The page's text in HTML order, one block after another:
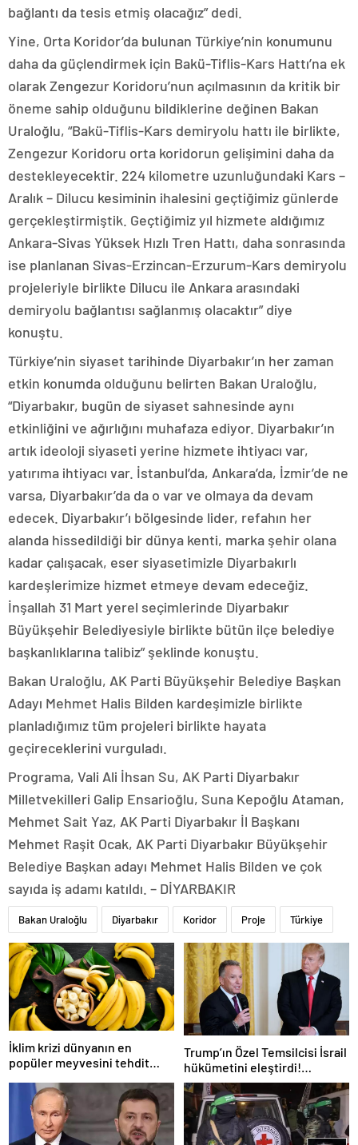
bağlantı da tesis etmiş olacağız” dedi.
Yine, Orta Koridor’da bulunan Türkiye’nin konumunu
daha da güçlendirmek için Bakü-Tiflis-Kars Hattı’na ek
olarak Zengezur Koridoru’nun açılmasının da kritik bir
öneme sahip olduğunu bildiklerine değinen Bakan
Uraloğlu, “Bakü-Tiflis-Kars demiryolu hattı ile birlikte,
Zengezur Koridoru orta koridorun gelişimini daha da
destekleyecektir. 224 kilometre uzunluğundaki Kars –
Aralık – Dilucu kesiminin ihalesini geçtiğimiz günlerde
gerçekleştirmiştik. Geçtiğimiz yıl hizmete aldığımız
Ankara-Sivas Yüksek Hızlı Tren Hattı, daha sonrasında
ise planlanan Sivas-Erzincan-Erzurum-Kars demiryolu
projeleriyle birlikte Dilucu ile Ankara arasındaki
demiryolu bağlantısı sağlanmış olacaktır” diye
konuştu.
Türkiye’nin siyaset tarihinde Diyarbakır’ın her zaman
etkin konumda olduğunu belirten Bakan Uraloğlu,
“Diyarbakır, bugün de siyaset sahnesinde aynı
etkinliğini ve ağırlığını muhafaza ediyor. Diyarbakır’ın
artık ideoloji siyaseti yerine hizmete ihtiyacı var,
yatırıma ihtiyacı var. İstanbul’da, Ankara’da, İzmir’de ne
varsa, Diyarbakır’da da o var ve olmaya da devam
edecek. Diyarbakır’ı bölgesinde lider, refahın her
alanda hissedildiği bir dünya kenti, marka şehir olana
kadar çalışacak, eser siyasetimizle Diyarbakırlı
kardeşlerimize hizmet etmeye devam edeceğiz.
İnşallah 31 Mart yerel seçimlerinde Diyarbakır
Büyükşehir Belediyesiyle birlikte bütün ilçe belediye
başkanlıklarına talibiz” şeklinde konuştu.
Bakan Uraloğlu, AK Parti Büyükşehir Belediye Başkan
Adayı Mehmet Halis Bilden kardeşimizle birlikte
planladığımız tüm projeleri birlikte hayata
geçireceklerini vurguladı.
Programa, Vali Ali İhsan Su, AK Parti Diyarbakır
Milletvekilleri Galip Ensarioğlu, Suna Kepoğlu Ataman,
Mehmet Sait Yaz, AK Parti Diyarbakır İl Başkanı
Mehmet Raşit Ocak, AK Parti Diyarbakır Büyükşehir
Belediye Başkan adayı Mehmet Halis Bilden ve çok
sayıda iş adamı katıldı. – DİYARBAKIR
Bakan Uraloğlu Diyarbakır Koridor Proje Türkiye
İklim krizi dünyanın en
popüler meyvesini tehdit
karşı karşıya
Trump’ın Özel Temsilcisi İsrail
hükümetini eleştirdi!
‘Gazze’deki savaşı uzatıyorlar’